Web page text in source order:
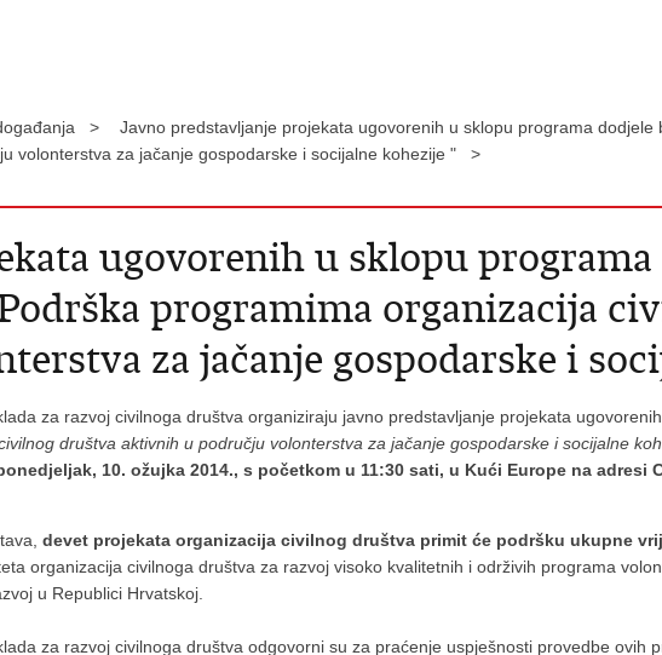
>
Javno predstavljanje projekata ugovorenih u sklopu programa dodjele
volonterstva za jačanje gospodarske i socijalne kohezije " >
ugovorenih u sklopu programa
programima organizacija
za jačanje gospodarske i
za razvoj civilnoga društva organiziraju javno predstavljanje projekata
društva aktivnih u području volonterstva za jačanje gospodarske i socijalne
10. ožujka 2014., s početkom u 11:30 sati, u Kući Europe na adresi
devet projekata organizacija civilnog društva primit će podršku ukupne
organizacija civilnoga društva za razvoj visoko kvalitetnih i održivih programa
u Republici Hrvatskoj.
za razvoj civilnoga društva odgovorni su za praćenje uspješnosti provedbe ovih